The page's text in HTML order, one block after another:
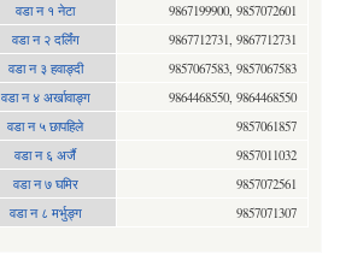
वडा न १ नेटा
9867199900, 9857072601
वडा न २ दर्लिंग
9867712731, 9867712731
वडा न ३ हवाङ्दी
9857067583, 9857067583
वडा न‍ ४ अर्खावाङ्ग
9864468550, 9864468550
वडा न ५ छापहिले
9857061857
वडा न ६ अर्जै
9857011032
वडा न ७ घमिर
9857072561
वडा न ८ मर्भुङ्ग 9857071307